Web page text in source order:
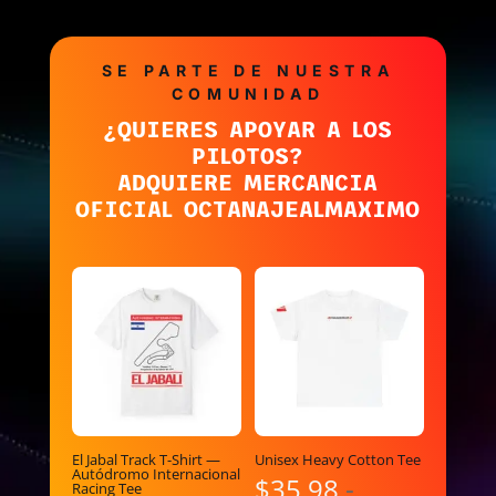
SE PARTE DE NUESTRA
COMUNIDAD
¿QUIERES APOYAR A LOS
PILOTOS?
ADQUIERE MERCANCIA
OFICIAL OCTANAJEALMAXIMO
El Jabal Track T-Shirt —
Autódromo Internacional
Racing Tee
Unisex Heavy Cotton Tee
$35.98 -